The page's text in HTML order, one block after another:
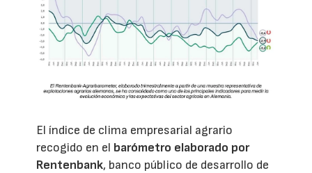
El índice de clima empresarial agrario
recogido en el barómetro elaborado por
Rentenbank, banco público de desarrollo de